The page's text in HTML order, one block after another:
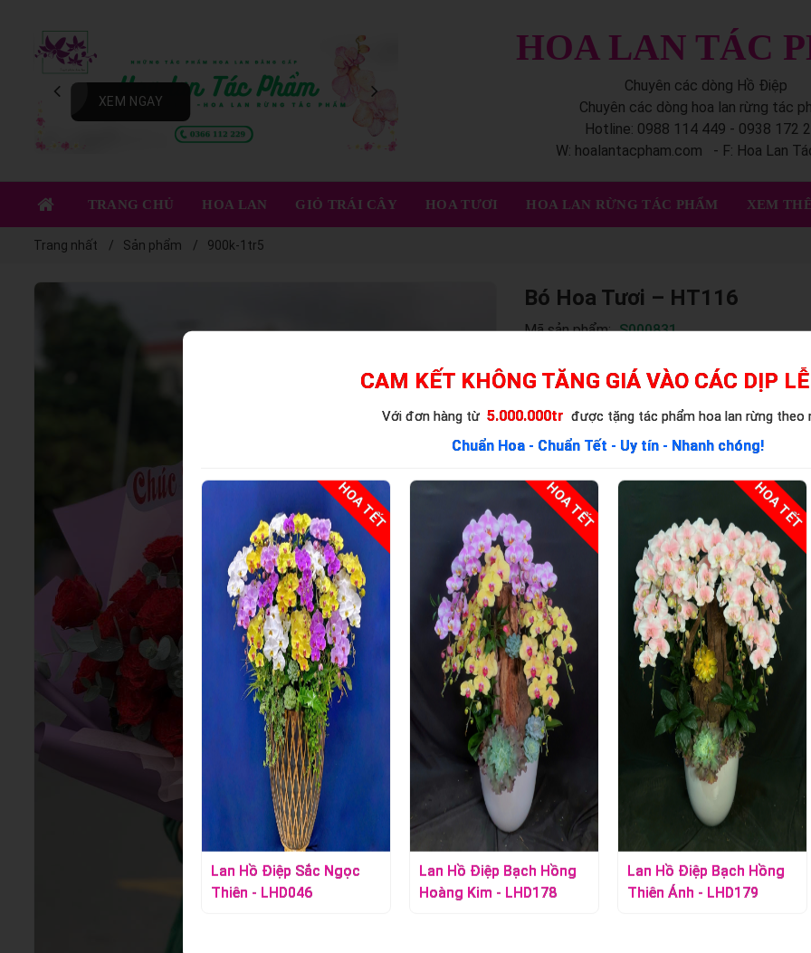
XEM NGAY
HOA LAN TÁC
Chuyên các dòng Hồ Điệp
Chuyên các dòng hoa lan rừng tác
Hotline: 0988 114 449 - 0938 172
W: hoalantacpham.com - F: Hoa Lan
TRANG CHỦ HOA LAN GIỎ TRÁI CÂY HOA TƯƠI HOA LAN RỪNG TÁC PHẨM XEM
Trang nhất Sản phẩm 900k-1tr5
Bó Hoa Tươi – HT116
Mã sản phẩm: S000831
Liên hệ ngay Hoa Lan Tác Phẩm để đặt những
CAM KẾT KHÔNG TĂNG GIÁ VÀO CÁC DỊP
Với đơn hàng từ 5.000.000tr được tặng tác phẩm hoa lan rừng theo
Chuẩn Hoa - Chuẩn Tết - Uy tín - Nhanh chóng!
HOA TẾT
Lan Hồ Điệp Sắc Ngọc
Thiên - LHD046
HOA TẾT
Lan Hồ Điệp Bạch Hồng
Hoàng Kim - LHD178
HOA TẾT
Lan Hồ Điệp Bạch Hồng
Thiên Ánh - LHD179
HOA TẾT